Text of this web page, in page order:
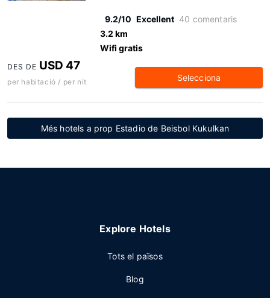
9.2/10 Excellent 40 comentaris
3.2 km
Wifi gratis
DES DE USD 47
per habitació / per nit Selecciona
Més hotels a prop Estadio de Beisbol Kukulkan
Explore Hotels
Tots el països
Blog